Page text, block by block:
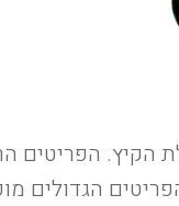
הקיץ. הפריטים
הגדולים